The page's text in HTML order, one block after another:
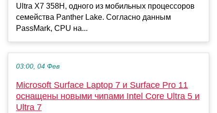
Ultra X7 358H, одного из мобильных процессоров
семейства Panther Lake. Согласно данным
PassMark, CPU на...
03:00, 04 Фев
Microsoft Surface Laptop 7 и Surface Pro 11
оснащены новыми чипами Intel Core Ultra 5 и
Ultra 7